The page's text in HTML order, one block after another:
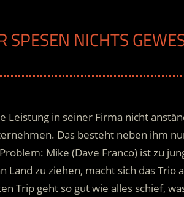
NICHTS
Leistung in seiner Firma nicht
Das besteht neben ihm
Mike (Dave Franco) ist zu
zu ziehen, macht sich das Trio
Trip geht so gut wie alles schief,